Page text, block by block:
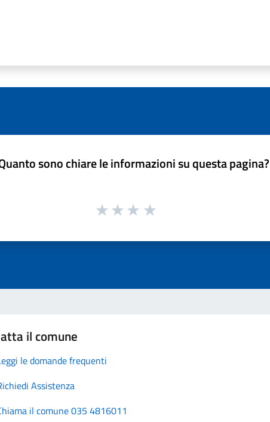
sono chiare le informazioni su questa pagina?
il comune
le domande frequenti
Assistenza
il comune 035 4816011